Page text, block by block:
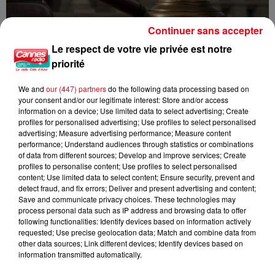
Incendie au Mont-Boron : deux jeunes condamnés à six mois de
Le respect de votre vie privée est notre
priorité
We and our (447) partnersdo the following data processing based on
your consent and/or our legitimate interest: Store and/or access
information on a device; Use limited data to select advertising; Create
profiles for personalised advertising; Use profiles to select personalised
advertising; Measure advertising performance; Measure content
performance; Understand audiences through statistics or combinations
of data from different sources; Develop and improve services; Create
profiles to personalise content; Use profiles to select personalised
content; Use limited data to select content; Ensure security, prevent and
detect fraud, and fix errors; Deliver and present advertising and content;
Save and communicate privacy choices. These technologies may
process personal data such as IP address and browsing data to offer
following functionalities: Identify devices based on information actively
requested; Use precise geolocation data; Match and combine data from
other data sources; Link different devices; Identify devices based on
information transmitted automatically.
Continuer sans accepter